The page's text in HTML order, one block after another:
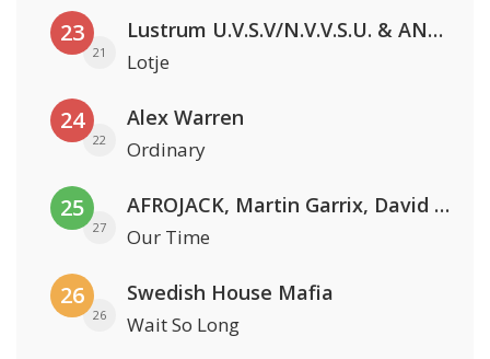
23
21
Lustrum U.V.S.V/N.V.V.S.U. & ANNO ONS & Jopke van Dobbenburgh & Roeland Beelen
Lotje
24
22
Alex Warren
Ordinary
25
27
AFROJACK, Martin Garrix, David Guetta & Amél
Our Time
26
26
Swedish House Mafia
Wait So Long